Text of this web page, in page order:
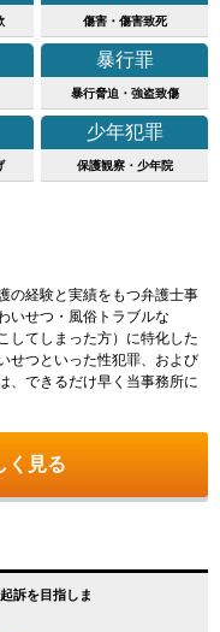
傷害・傷害致死
暴行罪
暴行脅迫・強盗致傷
少年犯罪
保護観察・少年院
の経験と実績をもつ弁護士事
いせつ・風俗トラブルな
してしまった方）に特化した
せつといった性犯罪、および
、できるだけ早く当事務所に
く見る
訴を目指しま